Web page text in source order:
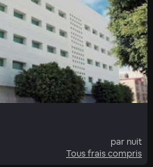
par nuit
Tous frais compris